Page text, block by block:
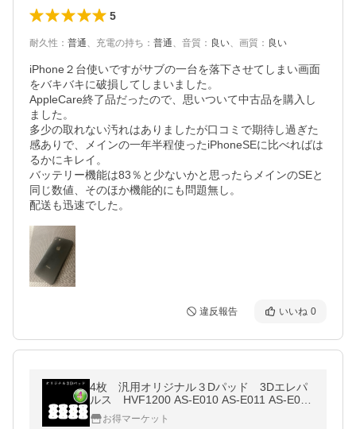
5
耐久性 ： 普通、 充電の持ち ： 普通、 音質 ： 良い、 画質 ： 良い
iPhone２台使いですがサブの一台を落下させてしまい画面
をバキバキに破損してしまいました。
AppleCare終了品だったので、思いついて中古品を購入し
ました。
多少の取れない汚れはありましたが口コミで期待し過ぎた
感ありで、メインの一年半程使ったiPhoneSEに比べればは
るかにキレイ。
バッテリー機能は83％と少ないかと思ったらメインのSEと
同じ数値、そのほか機能的にも問題無し。
配送も迅速でした。
違反報告 いいね 0
4枚 汎用オリジナル３Dパッド 3Dエレパ
ルス HVF1200 AS-E010 AS-E011 AS-E012
HV-F1200
お得マーケット